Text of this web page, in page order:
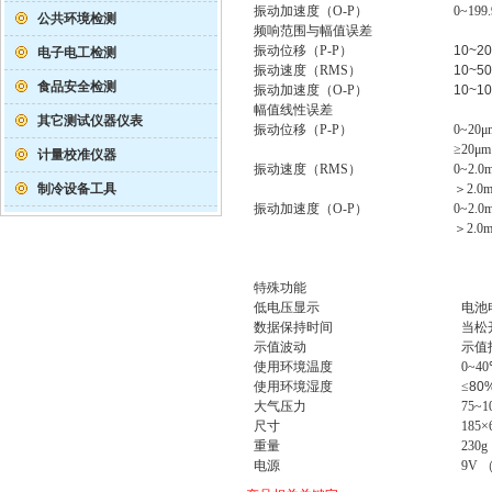
公共环境检测
电子电工检测
食品安全检测
其它测试仪器仪表
计量校准仪器
制冷设备工具
振动加速度 （O-P）
频响范围与幅值误差
振动位移 （P-P）
振动速度 （RMS）
振动加速度 （O-P）
幅值线性误差
振动位移 （P-P） 0~20μ
≥20μm
振动速度 （RMS）
＞
振动加速度 （O-P）
＞
特殊功能
低电压显示
电池
数据保持时间
当松
示值波动
示值
使用环境温度
0~40
使用环境湿度
≤
大气压力
尺寸
185×
重量
230g
电源
9V